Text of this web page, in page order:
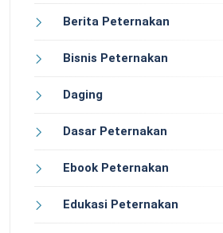
Berita Peternakan
Bisnis Peternakan
Daging
Dasar Peternakan
Ebook Peternakan
Edukasi Peternakan